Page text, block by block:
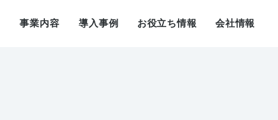
事業内容 導入事例 お役立ち情報 会社情報